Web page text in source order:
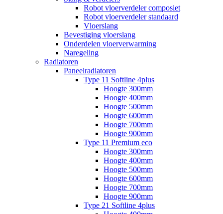
Robot vloerverdeler composiet
Robot vloerverdeler standaard
Vloerslang
Bevestiging vloerslang
Onderdelen vloerverwarming
Naregeling
Radiatoren
Paneelradiatoren
Type 11 Softline 4plus
Hoogte 300mm
Hoogte 400mm
Hoogte 500mm
Hoogte 600mm
Hoogte 700mm
Hoogte 900mm
Type 11 Premium eco
Hoogte 300mm
Hoogte 400mm
Hoogte 500mm
Hoogte 600mm
Hoogte 700mm
Hoogte 900mm
Type 21 Softline 4plus